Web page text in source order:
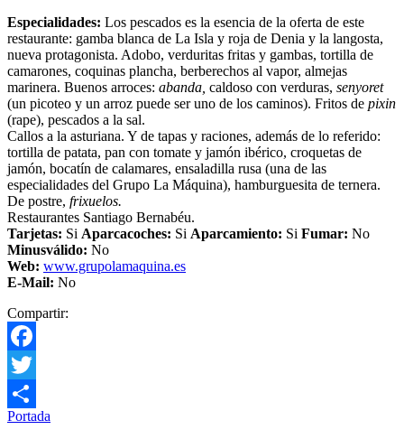
Especialidades: Los pescados es la esencia de la oferta de este
restaurante: gamba blanca de La Isla y roja de Denia y la langosta,
nueva protagonista. Adobo, verduritas fritas y gambas, tortilla de
camarones, coquinas plancha, berberechos al vapor, almejas
marinera. Buenos arroces: abanda, caldoso con verduras, senyoret
(un picoteo y un arroz puede ser uno de los caminos). Fritos de pixin
(rape), pescados a la sal.
Callos a la asturiana. Y de tapas y raciones, además de lo referido:
tortilla de patata, pan con tomate y jamón ibérico, croquetas de
jamón, bocatín de calamares, ensaladilla rusa (una de las
especialidades del Grupo La Máquina), hamburguesita de ternera.
De postre, frixuelos.
Restaurantes Santiago Bernabéu.
Tarjetas: Si Aparcacoches: Si Aparcamiento: Si Fumar: No
Minusválido: No
Web: www.grupolamaquina.es
E-Mail: No
Compartir:
Facebook
Twitter
Compartir
Portada